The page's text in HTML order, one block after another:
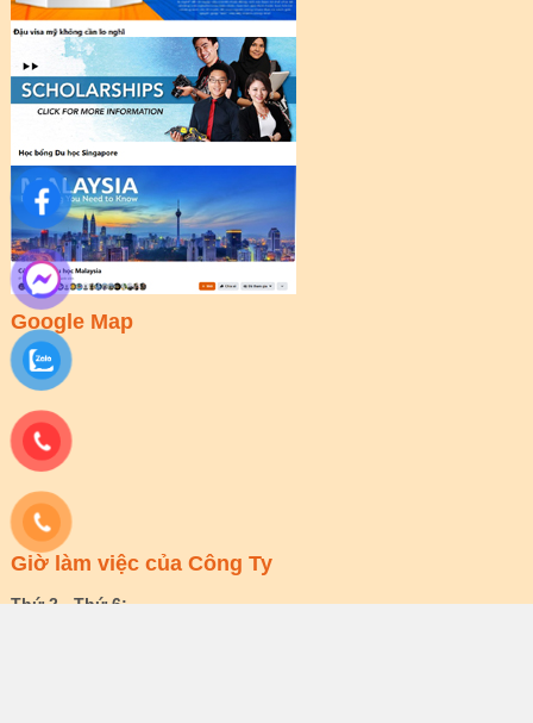
Google Map
Giờ làm việc của Công Ty
Thứ 2 - Thứ 6: